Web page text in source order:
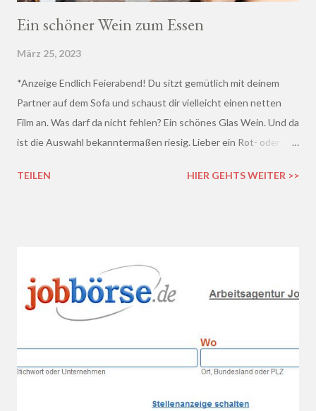
Ein schöner Wein zum Essen
März 25, 2023
*Anzeige Endlich Feierabend! Du sitzt gemütlich mit deinem
Partner auf dem Sofa und schaust dir vielleicht einen netten
Film an. Was darf da nicht fehlen? Ein schönes Glas Wein. Und da
ist die Auswahl bekanntermaßen riesig. Lieber ein Rot- oder
lieblich? Du hast die Qual der Wahl :D Wenn du so wie ich kaum
TEILEN HIER GEHTS WEITER >>